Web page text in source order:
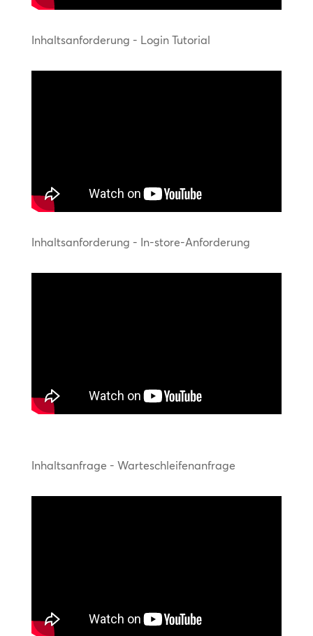
Inhaltsanforderung - Login Tutorial
Inhaltsanforderung - In-store-Anforderung
Inhaltsanfrage - Warteschleifenanfrage